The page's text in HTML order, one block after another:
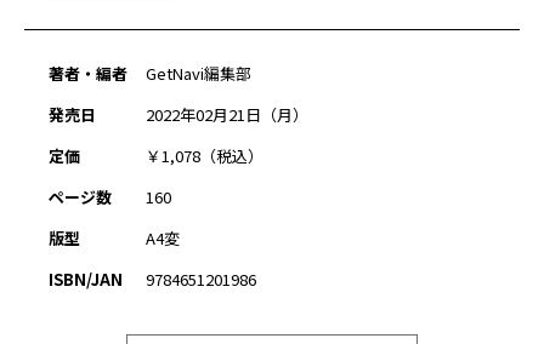
著者・編者
GetNavi編集部
発売日
2022年02月21日（月）
定価
￥1,078（税込）
ページ数
160
版型
A4変
ISBN/JAN
9784651201986